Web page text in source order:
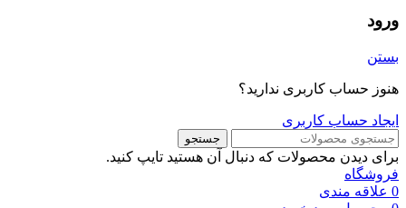
ورود
بستن
هنوز حساب کاربری ندارید؟
ایجاد حساب کاربری
جستجو
برای دیدن محصولات که دنبال آن هستید تایپ کنید.
فروشگاه
0 علاقه مندی